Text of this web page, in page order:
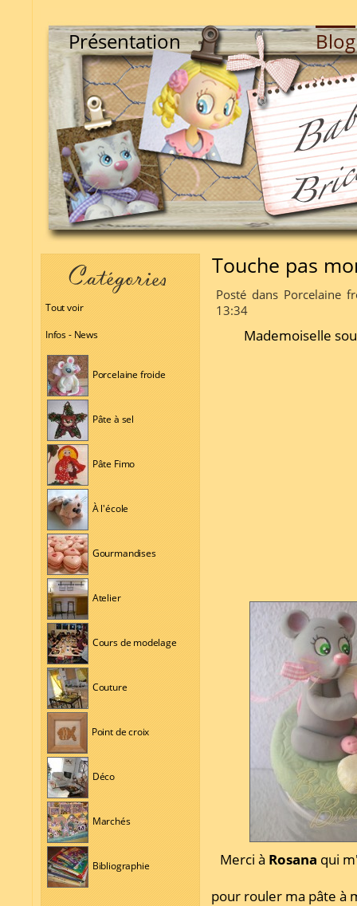
Présentation Blog
Tout voir
Infos - News
Porcelaine froide
Pâte à sel
Pâte Fimo
À l'école
Gourmandises
Atelier
Cours de modelage
Couture
Point de croix
Déco
Marchés
Bibliographie
Touche pas
Posté dans Porcelaine
13:34
Mademoiselle
Merci à Rosana qui
pour rouler ma pâte à